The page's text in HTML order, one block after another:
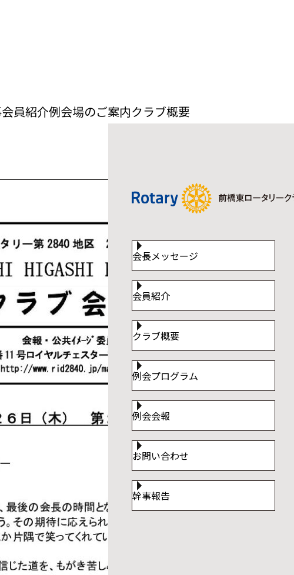
会員紹介例会場のご案内クラブ概要
会長メッセージ
会員紹介
クラブ概要
例会プログラム
例会会報
お問い合わせ
幹事報告